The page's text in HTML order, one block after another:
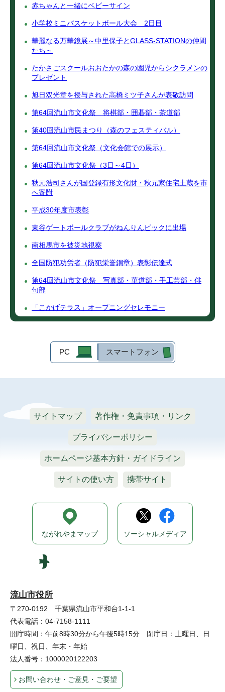
赤ちゃんと一緒にベビーサイン
小学校ミニバスケットボール大会 2日目
華麗なる万華鏡展～中里保子とGLASS-STATIONの仲間
たち～
たかさごスクールおおたかの森の園児からシクラメンの
プレゼント
旭日双光章を授与された高橋ミツ子さんが表敬訪問
第64回流山市文化祭 将棋部・囲碁部・茶道部
第40回流山市民まつり（森のフェスティバル）
第64回流山市文化祭（文化会館での展示）
第64回流山市文化祭（3日～4日）
秋元浩司さんが国登録有形文化財・秋元家住宅土蔵を市
へ寄附
平成30年度市表彰
東谷ゲートボールクラブがねんりんピックに出場
南相馬市を被災地視察
全国防犯功労者（防犯栄誉銅章）表彰伝達式
第64回流山市文化祭 写真部・華道部・手工芸部・俳
句部
「こかげテラス」オープニングセレモニー
PC スマートフォン
サイトマップ 著作権・免責事項・リンク
プライバシーポリシー
ホームページ基本方針・ガイドライン
サイトの使い方 携帯サイト
流山市役所
〒270-0192 千葉県流山市平和台1-1-1
代表電話：04-7158-1111
開庁時間：午前8時30分から午後5時15分 閉庁日：土曜日、日
曜日、祝日、年末・年始
法人番号：1000020122203
お問い合わせ・ご意見・ご要望
ながれやまマップ ソーシャルメディア